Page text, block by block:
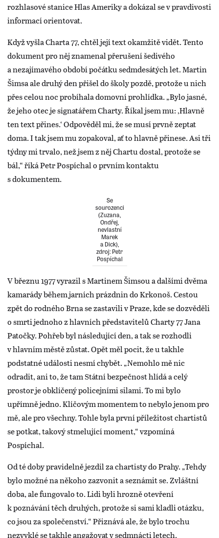
rozhlasové stanice Hlas Ameriky a dokázal se v pravdivosti
informací orientovat.
Když vyšla Charta 77, chtěl její text okamžitě vidět. Tento
dokument pro něj znamenal přerušení šedivého
a nezajímavého období počátku sedmdesátých let. Martin
Šimsa ale druhý den přišel do školy pozdě, protože u nich
přes celou noc probíhala domovní prohlídka. „Bylo jasné,
že jeho otec je signatářem Charty. Říkal jsem mu: ‚Hlavně
ten text přines.‘ Odpověděl mi, že se musí prvně zeptat
doma. I tak jsem mu zopakoval, ať to hlavně přinese. Asi tři
týdny mi trvalo, než jsem z něj Chartu dostal, protože se
bál,“ říká Petr Pospíchal o prvním kontaktu
s dokumentem.
Se
sourozenci
(Zuzana,
Ondřej,
nevlastní
Marek
a Dick),
zdroj: Petr
Pospíchal
V březnu 1977 vyrazil s Martinem Šimsou a dalšími dvěma
kamarády během jarních prázdnin do Krkonoš. Cestou
zpět do rodného Brna se zastavili v Praze, kde se dozvěděli
o smrti jednoho z hlavních představitelů Charty 77 Jana
Patočky. Pohřeb byl následující den, a tak se rozhodli
v hlavním městě zůstat. Opět měl pocit, že u takhle
podstatné události nesmí chybět. „Nemohlo mě nic
odradit, ani to, že tam Státní bezpečnost hlídá a celý
prostor je obklíčený policejními silami. To mi bylo
upřímně jedno. Klíčovým momentem to nebylo jenom pro
mě, ale pro všechny. Tohle byla první příležitost chartistů
se potkat, takový stmelující moment,“ vzpomíná
Pospíchal.
Od té doby pravidelně jezdil za chartisty do Prahy. „Tehdy
bylo možné na někoho zazvonit a seznámit se. Zvláštní
doba, ale fungovalo to. Lidi byli hrozně otevření
k poznávání těch druhých, protože si sami kladli otázku,
co jsou za společenství.“ Přiznává ale, že bylo trochu
nezvyklé se takhle angažovat v sedmnácti letech.